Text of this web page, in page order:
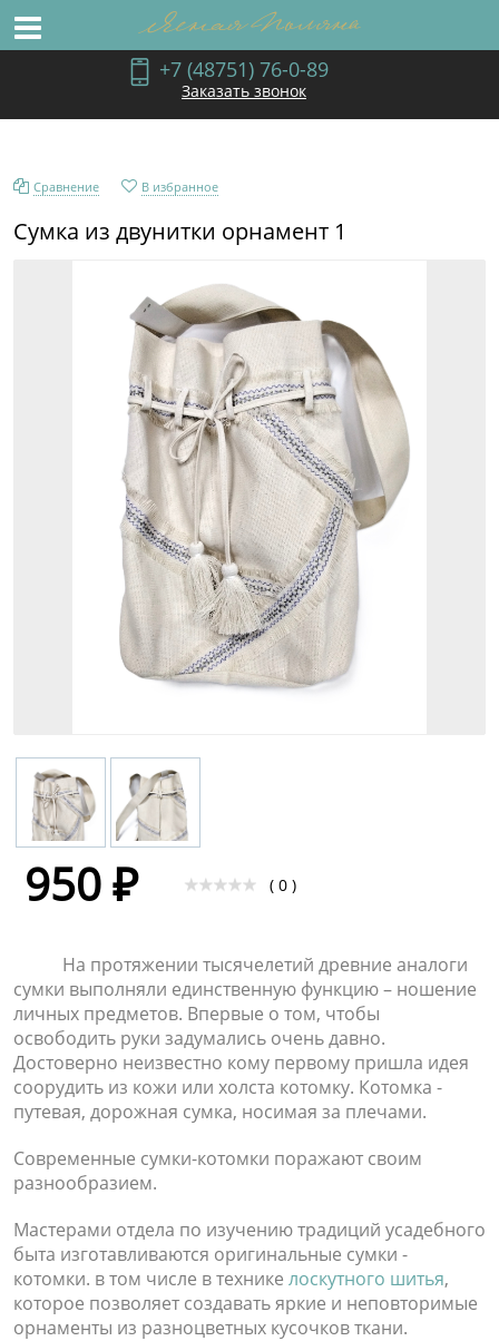
+7 (48751) 76-0-89
Заказать звонок
Сравнение В избранное
Сумка из двунитки орнамент 1
950 ₽ ( 0 )
На протяжении тысячелетий древние аналоги
сумки выполняли единственную функцию – ношение
личных предметов. Впервые о том, чтобы
освободить руки задумались очень давно.
Достоверно неизвестно кому первому пришла идея
соорудить из кожи или холста котомку. Котомка -
путевая, дорожная сумка, носимая за плечами.
Современные сумки-котомки поражают своим
разнообразием.
Мастерами отдела по изучению традиций усадебного
быта изготавливаются оригинальные сумки -
котомки. в том числе в технике лоскутного шитья,
которое позволяет создавать яркие и неповторимые
орнаменты из разноцветных кусочков ткани.